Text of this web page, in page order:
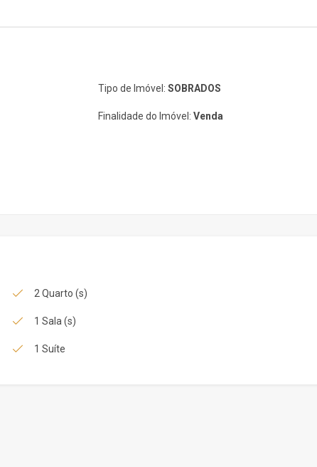
Tipo de Imóvel: SOBRADOS
Finalidade do Imóvel: Venda
2 Quarto (s)
1 Sala (s)
1 Suíte